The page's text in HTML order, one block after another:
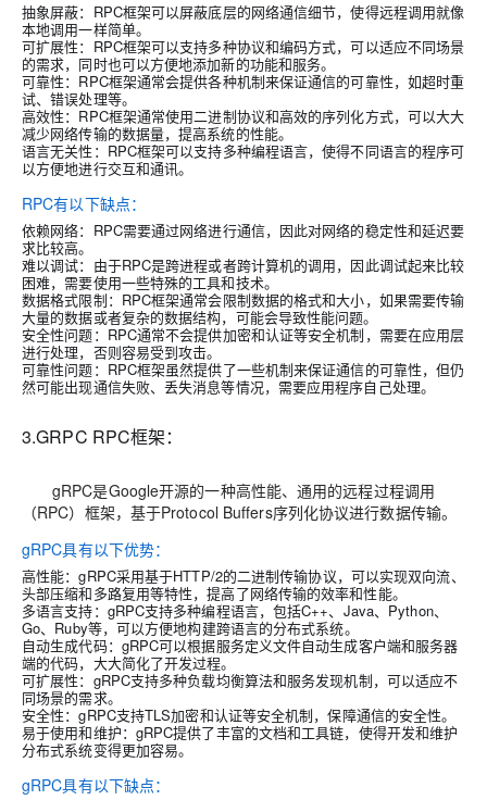
抽象屏蔽：RPC框架可以屏蔽底层的网络通信细节，使得远程调用就像
本地调用一样简单。
可扩展性：RPC框架可以支持多种协议和编码方式，可以适应不同场景
的需求，同时也可以方便地添加新的功能和服务。
可靠性：RPC框架通常会提供各种机制来保证通信的可靠性，如超时重
试、错误处理等。
高效性：RPC框架通常使用二进制协议和高效的序列化方式，可以大大
减少网络传输的数据量，提高系统的性能。
语言无关性：RPC框架可以支持多种编程语言，使得不同语言的程序可
以方便地进行交互和通讯。
RPC有以下缺点：
依赖网络：RPC需要通过网络进行通信，因此对网络的稳定性和延迟要
求比较高。
难以调试：由于RPC是跨进程或者跨计算机的调用，因此调试起来比较
困难，需要使用一些特殊的工具和技术。
数据格式限制：RPC框架通常会限制数据的格式和大小，如果需要传输
大量的数据或者复杂的数据结构，可能会导致性能问题。
安全性问题：RPC通常不会提供加密和认证等安全机制，需要在应用层
进行处理，否则容易受到攻击。
可靠性问题：RPC框架虽然提供了一些机制来保证通信的可靠性，但仍
然可能出现通信失败、丢失消息等情况，需要应用程序自己处理。
3.GRPC RPC框架：
gRPC是Google开源的一种高性能、通用的远程过程调用
（RPC）框架，基于Protocol Buffers序列化协议进行数据传输。
gRPC具有以下优势：
高性能：gRPC采用基于HTTP/2的二进制传输协议，可以实现双向流、
头部压缩和多路复用等特性，提高了网络传输的效率和性能。
多语言支持：gRPC支持多种编程语言，包括C++、Java、Python、
Go、Ruby等，可以方便地构建跨语言的分布式系统。
自动生成代码：gRPC可以根据服务定义文件自动生成客户端和服务器
端的代码，大大简化了开发过程。
可扩展性：gRPC支持多种负载均衡算法和服务发现机制，可以适应不
同场景的需求。
安全性：gRPC支持TLS加密和认证等安全机制，保障通信的安全性。
易于使用和维护：gRPC提供了丰富的文档和工具链，使得开发和维护
分布式系统变得更加容易。
gRPC具有以下缺点：